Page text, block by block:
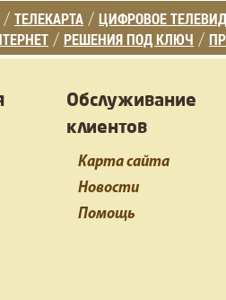
/ ТЕЛЕКАРТА / ЦИФРОВОЕ
/ РЕШЕНИЯ ПОД КЛЮЧ /
Обслуживание
клиентов
Карта сайта
Новости
Помощь